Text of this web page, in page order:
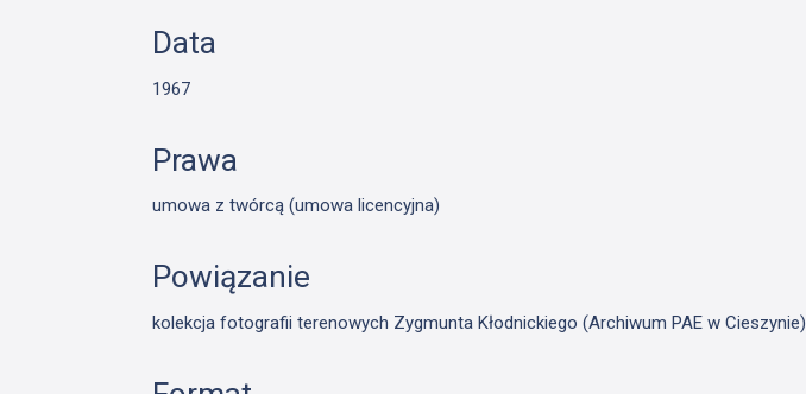
Data
1967
Prawa
umowa z twórcą (umowa licencyjna)
Powiązanie
kolekcja fotografii terenowych Zygmunta Kłodnickiego (Archiwum PAE w Cieszynie)